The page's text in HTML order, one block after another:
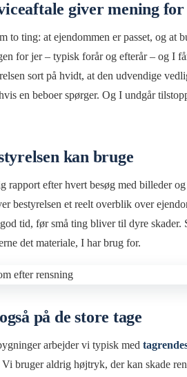
giver mening
to ting: at ejendommen er passet, og at
for jer – typisk forår og efterår – og I
sort på hvidt, at den udvendige
en beboer spørger. Og I undgår
kan bruge
rapport efter hvert besøg med billeder
bestyrelsen et reelt overblik over
tid, før små ting bliver til dyre skader.
det materiale, I har brug for.
på de store tage
arbejder vi typisk med
bruger aldrig højtryk, der kan skade